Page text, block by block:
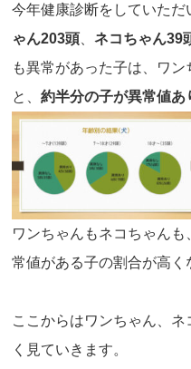
今年健康診断をしていた
ゃん203頭 、ネコちゃん39
も異常があった子は、ワ
と、約半分の子が異常値あ
ワンちゃんもネコちゃん
常値がある子の割合が高く
ここからはワンちゃん、
く見ていきます。